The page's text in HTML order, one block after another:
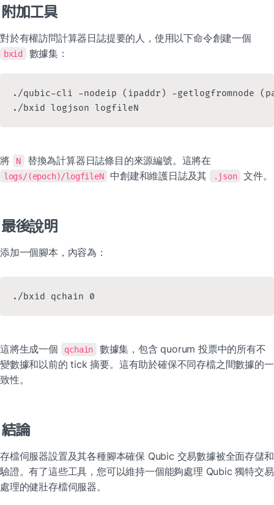
附加工具
bxid 數據集：
./qubic-cli -nodeip (ipaddr) -getlogfromnode
./bxid logjson logfileN
將 N
logs/(epoch)/logfileN 中創建和維護日誌及其 .json 文件。
最後說明
添加一個腳本，內容為：
./bxid qchain 0
這將生成一個 qchain
數據集，包含 quorum 投票中的所有不
變數據和以前的 tick 摘要。這有助於確保不同存檔之間數據的一
致性。
結論
存檔伺服器設置及其各種腳本確保 Qubic 交易數據被全面存儲和
驗證。有了這些工具，您可以維持一個能夠處理 Qubic 獨特交易
處理的健壯存檔伺服器。